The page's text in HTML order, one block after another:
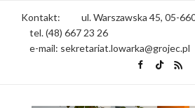
Kontakt:
ul. Warszawska 45, 05-
tel. (48) 667 23 26
e-mail: sekretariat.lowarka@grojec.pl